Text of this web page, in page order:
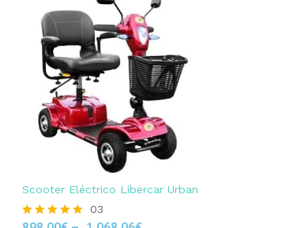
Scooter Eléctrico Libercar Urban
03